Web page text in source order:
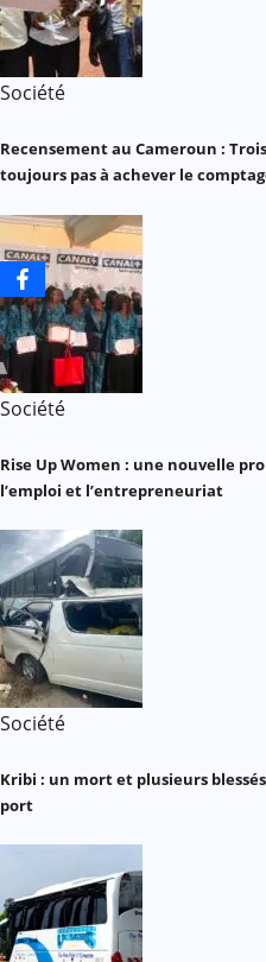
Société
Recensement au Cameroun :
toujours pas à achever le
Société
Rise Up Women : une nouvelle
l’emploi et l’entrepreneuriat
Société
Kribi : un mort et plusieurs
port